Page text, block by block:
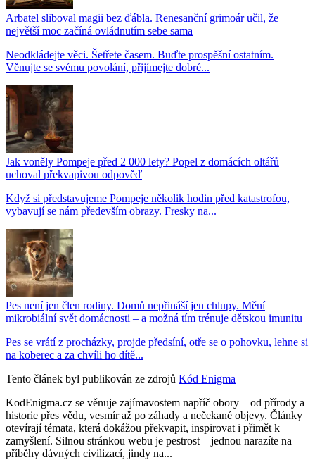
Arbatel sliboval magii bez ďábla. Renesanční grimoár učil, že
největší moc začíná ovládnutím sebe sama
Neodkládejte věci. Šetřete časem. Buďte prospěšní ostatním.
Věnujte se svému povolání, přijímejte dobré...
Jak voněly Pompeje před 2 000 lety? Popel z domácích oltářů
uchoval překvapivou odpověď
Když si představujeme Pompeje několik hodin před katastrofou,
vybavují se nám především obrazy. Fresky na...
Pes není jen člen rodiny. Domů nepřináší jen chlupy. Mění
mikrobiální svět domácnosti – a možná tím trénuje dětskou imunitu
Pes se vrátí z procházky, projde předsíní, otře se o pohovku, lehne si
na koberec a za chvíli ho dítě...
Tento článek byl publikován ze zdrojů Kód Enigma
KodEnigma.cz se věnuje zajímavostem napříč obory – od přírody a
historie přes vědu, vesmír až po záhady a nečekané objevy. Články
otevírají témata, která dokážou překvapit, inspirovat i přimět k
zamyšlení. Silnou stránkou webu je pestrost – jednou narazíte na
příběhy dávných civilizací, jindy na...